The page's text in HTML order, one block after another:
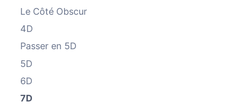
Le Côté Obscur
4D
Passer en 5D
5D
6D
7D